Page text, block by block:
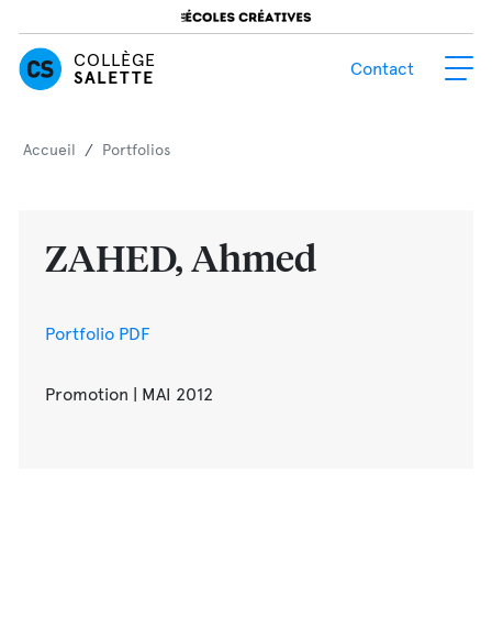
COLLÈGE
SALETTE
Contact
S'inscrire
Accueil / Portfolios
ZAHED, Ahmed
Portfolio PDF
Promotion | MAI 2012